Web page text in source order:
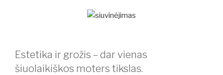
Estetika ir grožis – dar vienas
šiuolaikiškos moters tikslas.